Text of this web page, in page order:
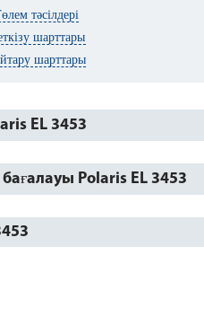
тәсілдері
шарттары
шарттары
EL 3453
Polaris EL 3453